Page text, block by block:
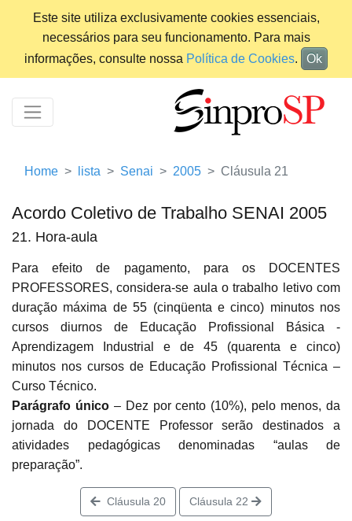
Este site utiliza exclusivamente cookies essenciais,
necessários para seu funcionamento. Para mais
informações, consulte nossa Política de Cookies. Ok
Home lista Senai 2005 Cláusula 21
Acordo Coletivo de Trabalho SENAI 2005
21. Hora-aula
Para efeito de pagamento, para os DOCENTES
PROFESSORES, considera-se aula o trabalho letivo com
duração máxima de 55 (cinqüenta e cinco) minutos nos
cursos diurnos de Educação Profissional Básica -
Aprendizagem Industrial e de 45 (quarenta e cinco)
minutos nos cursos de Educação Profissional Técnica –
Curso Técnico.
Parágrafo único– Dez por cento (10%), pelo menos, da
jornada do DOCENTE Professor serão destinados a
atividades pedagógicas denominadas “aulas de
preparação”.
Cláusula 20 Cláusula 22